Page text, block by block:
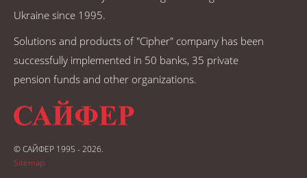
Ukraine since 1995.
Solutions and products of "Cipher" company has been
successfully implemented in 50 banks, 35 private
pension funds and other organizations.
© САЙФЕР 1995 - 2026.
Sitemap